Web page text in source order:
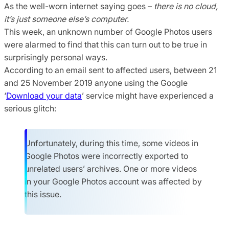
As the well-worn internet saying goes – there is no cloud,
it’s just someone else’s computer.
This week, an unknown number of Google Photos users
were alarmed to find that this can turn out to be true in
surprisingly personal ways.
According to an email sent to affected users, between 21
and 25 November 2019 anyone using the Google
‘Download your data’ service might have experienced a
serious glitch:
Unfortunately, during this time, some videos in
Google Photos were incorrectly exported to
unrelated users’ archives. One or more videos
in your Google Photos account was affected by
this issue.